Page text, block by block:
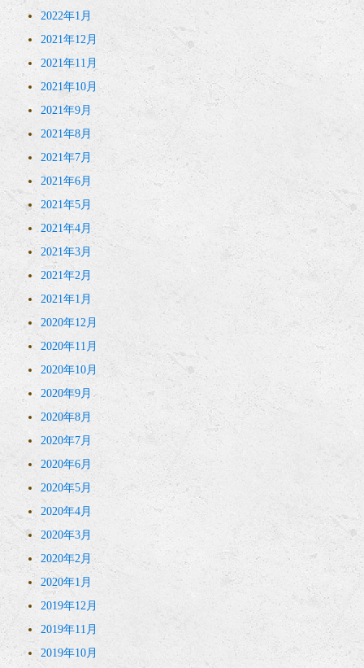
2022年1月
2021年12月
2021年11月
2021年10月
2021年9月
2021年8月
2021年7月
2021年6月
2021年5月
2021年4月
2021年3月
2021年2月
2021年1月
2020年12月
2020年11月
2020年10月
2020年9月
2020年8月
2020年7月
2020年6月
2020年5月
2020年4月
2020年3月
2020年2月
2020年1月
2019年12月
2019年11月
2019年10月